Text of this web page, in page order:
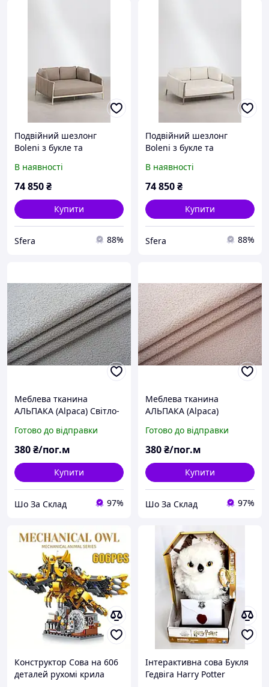
Подвійний шезлонг
Boleni з букле та
Кремова тапіока
В наявності
74 850₴
Купити
Sfera 88%
Подвійний шезлонг
Boleni з букле та
Коричневий мока
В наявності
74 850₴
Купити
Sfera 88%
Меблева тканина
АЛЬПАКА (Alpaca) Світло-
обивки мебели
Готово до відправки
380₴/пог.м
Купити
Шо За Склад 97%
Меблева тканина
АЛЬПАКА (Alpaca)
обивки меблів
Готово до відправки
380₴/пог.м
Купити
Шо За Склад 97%
Конструктор Сова на 606
деталей рухомі крила
Інтерактивна сова Букля
Гедвіга Harry Potter